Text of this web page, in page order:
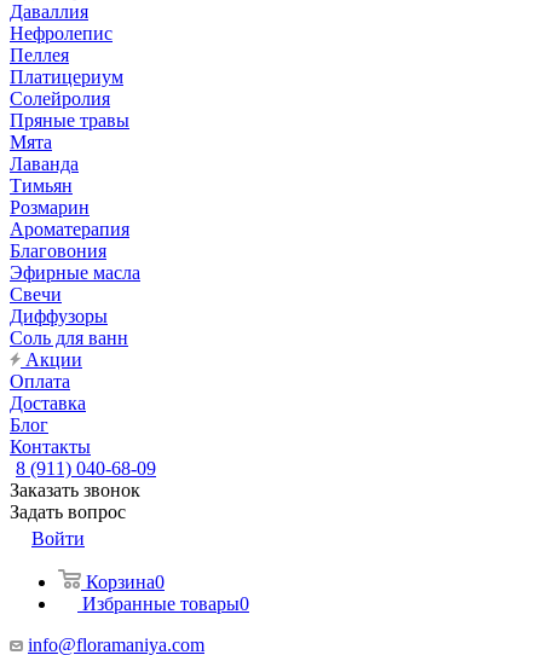
Даваллия
Нефролепис
Пеллея
Платицериум
Солейролия
Пряные травы
Мята
Лаванда
Тимьян
Розмарин
Ароматерапия
Благовония
Эфирные масла
Свечи
Диффузоры
Соль для ванн
Акции
Оплата
Доставка
Блог
Контакты
8 (911) 040-68-09
Заказать звонок
Задать вопрос
Войти
Корзина0
Избранные товары0
info@floramaniya.com